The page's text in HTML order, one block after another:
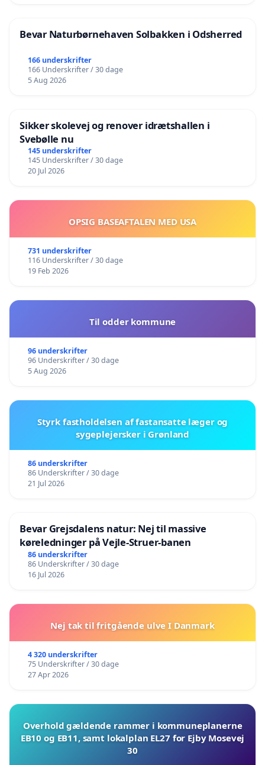
Bevar Naturbørnehaven Solbakken i Odsherred
166 underskrifter
166 Underskrifter / 30 dage
5 Aug 2026
Sikker skolevej og renover idrætshallen i
Svebølle nu
145 underskrifter
145 Underskrifter / 30 dage
20 Jul 2026
OPSIG BASEAFTALEN MED USA
731 underskrifter
116 Underskrifter / 30 dage
19 Feb 2026
Til odder kommune
96 underskrifter
96 Underskrifter / 30 dage
5 Aug 2026
Styrk fastholdelsen af fastansatte læger og
sygeplejersker i Grønland
86 underskrifter
86 Underskrifter / 30 dage
21 Jul 2026
Bevar Grejsdalens natur: Nej til massive
køreledninger på Vejle-Struer-banen
86 underskrifter
86 Underskrifter / 30 dage
16 Jul 2026
Nej tak til fritgående ulve I Danmark
4 320 underskrifter
75 Underskrifter / 30 dage
27 Apr 2026
Overhold gældende rammer i kommuneplanerne
EB10 og EB11, samt lokalplan EL27 for Ejby Mosevej
30